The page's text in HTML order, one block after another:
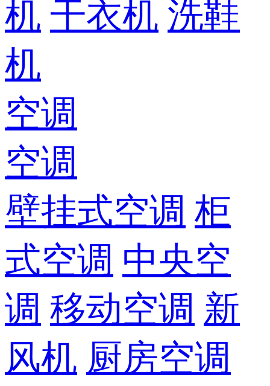
机 干衣机 洗鞋
机
空调
空调
壁挂式空调 柜
式空调 中央空
调 移动空调 新
风机 厨房空调